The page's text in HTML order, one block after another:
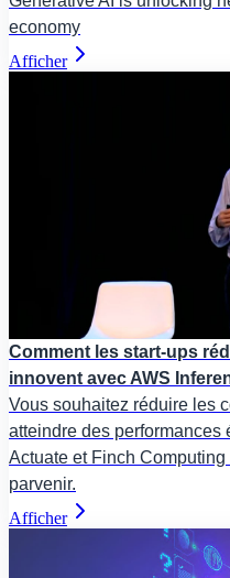
economy
Afficher
Comment les start-ups
innovent avec AWS
Vous souhaitez réduire les
atteindre des performances
Actuate et Finch
parvenir.
Afficher